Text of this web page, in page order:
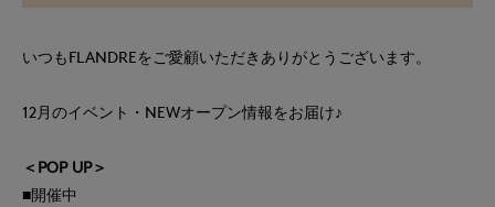
いつもFLANDREをご愛顧いただきありがとうございます。
12月のイベント・NEWオープン情報をお届け♪
＜POP UP＞
■開催中